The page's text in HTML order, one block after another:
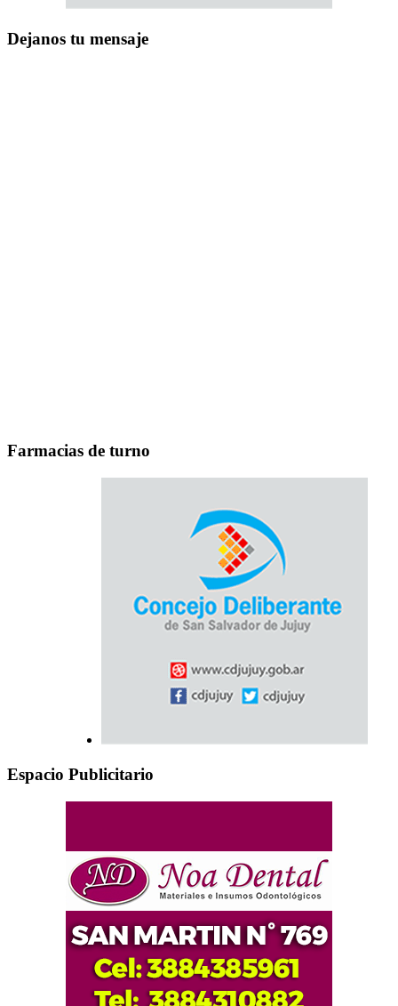
Dejanos tu mensaje
Farmacias de turno
Espacio Publicitario